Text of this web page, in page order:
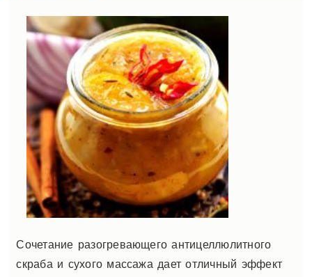
Сочетание разогревающего антицеллюлитного
скраба и сухого массажа дает отличный эффект